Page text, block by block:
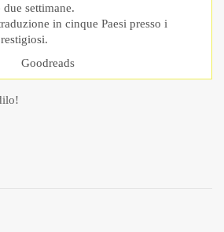
settimane.
in cinque Paesi presso i
Goodreads